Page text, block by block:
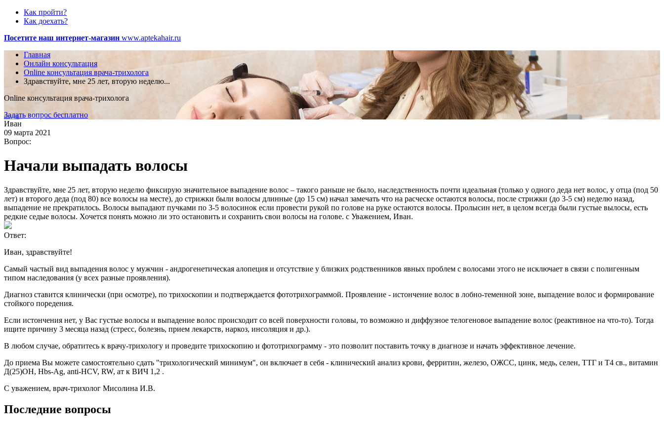
Как пройти?
Как доехать?
Посетите наш интернет-магазин www.aptekahair.ru
Главная
Онлайн консультация
Online консультация врача-трихолога
Здравствуйте, мне 25 лет, вторую неделю...
Online консультация врача-трихолога
Задать вопрос бесплатно
Иван
09 марта 2021
Вопрос:
Начали выпадать волосы
Здравствуйте, мне 25 лет, вторую неделю фиксирую значительное выпадение волос – такого раньше не было, наследственность почти идеальная (только у одного деда нет волос, у отца (под 50
лет) и второго деда (под 80) все волосы на месте), до стрижки были волосы длинные (до 15 см) начал замечать что на расческе остаются волосы, после стрижки (до 3-5 см) неделю назад,
выпадение не прекратилось. Волосы выпадают пучками по 3-5 волосинок если провести рукой по голове на руке остаются волосы. Пролысин нет, в целом всегда были густые вылосы, есть
редкие седые волосы. Хочется понять можно ли это остановить и сохранить свои волосы на голове. с Уважением, Иван.
Ответ:
Иван, здравствуйте!
Самый частый вид выпадения волос у мужчин - андрогенетическая алопеция и отсутствие у близких родственников явных проблем с волосами этого не исключает в связи с полигенным
типом наследования (у всех разные проявления).
Диагноз ставится клинически (при осмотре), по трихоскопии и подтверждается фототрихограммой. Проявление - истончение волос в лобно-теменной зоне, выпадение волос и формирование
стойкого поредения.
Если истончения нет, у Вас густые волосы и выпадение волос происходит со всей поверхности головы, то возможно и диффузное телогеновое выпадение волос (реактивное на что-то). Тогда
ищите причину 3 месяца назад (стресс, болезнь, прием лекарств, наркоз, инсоляция и др.).
В любом случае, обратитесь к врачу-трихологу и проведите трихоскопию и фототрихограмму - это позволит поставить точку в диагнозе и начать эффективное лечение.
До приема Вы можете самостоятельно сдать "трихологический минимум", он включает в себя - клинический анализ крови, ферритин, железо, ОЖСС, цинк, медь, селен, ТТГ и Т4 св., витамин
Д(25)ОН, Hbs-Ag, anti-HCV, RW, ат к ВИЧ 1,2 .
С уважением, врач-трихолог Мисолина И.В.
Последние вопросы